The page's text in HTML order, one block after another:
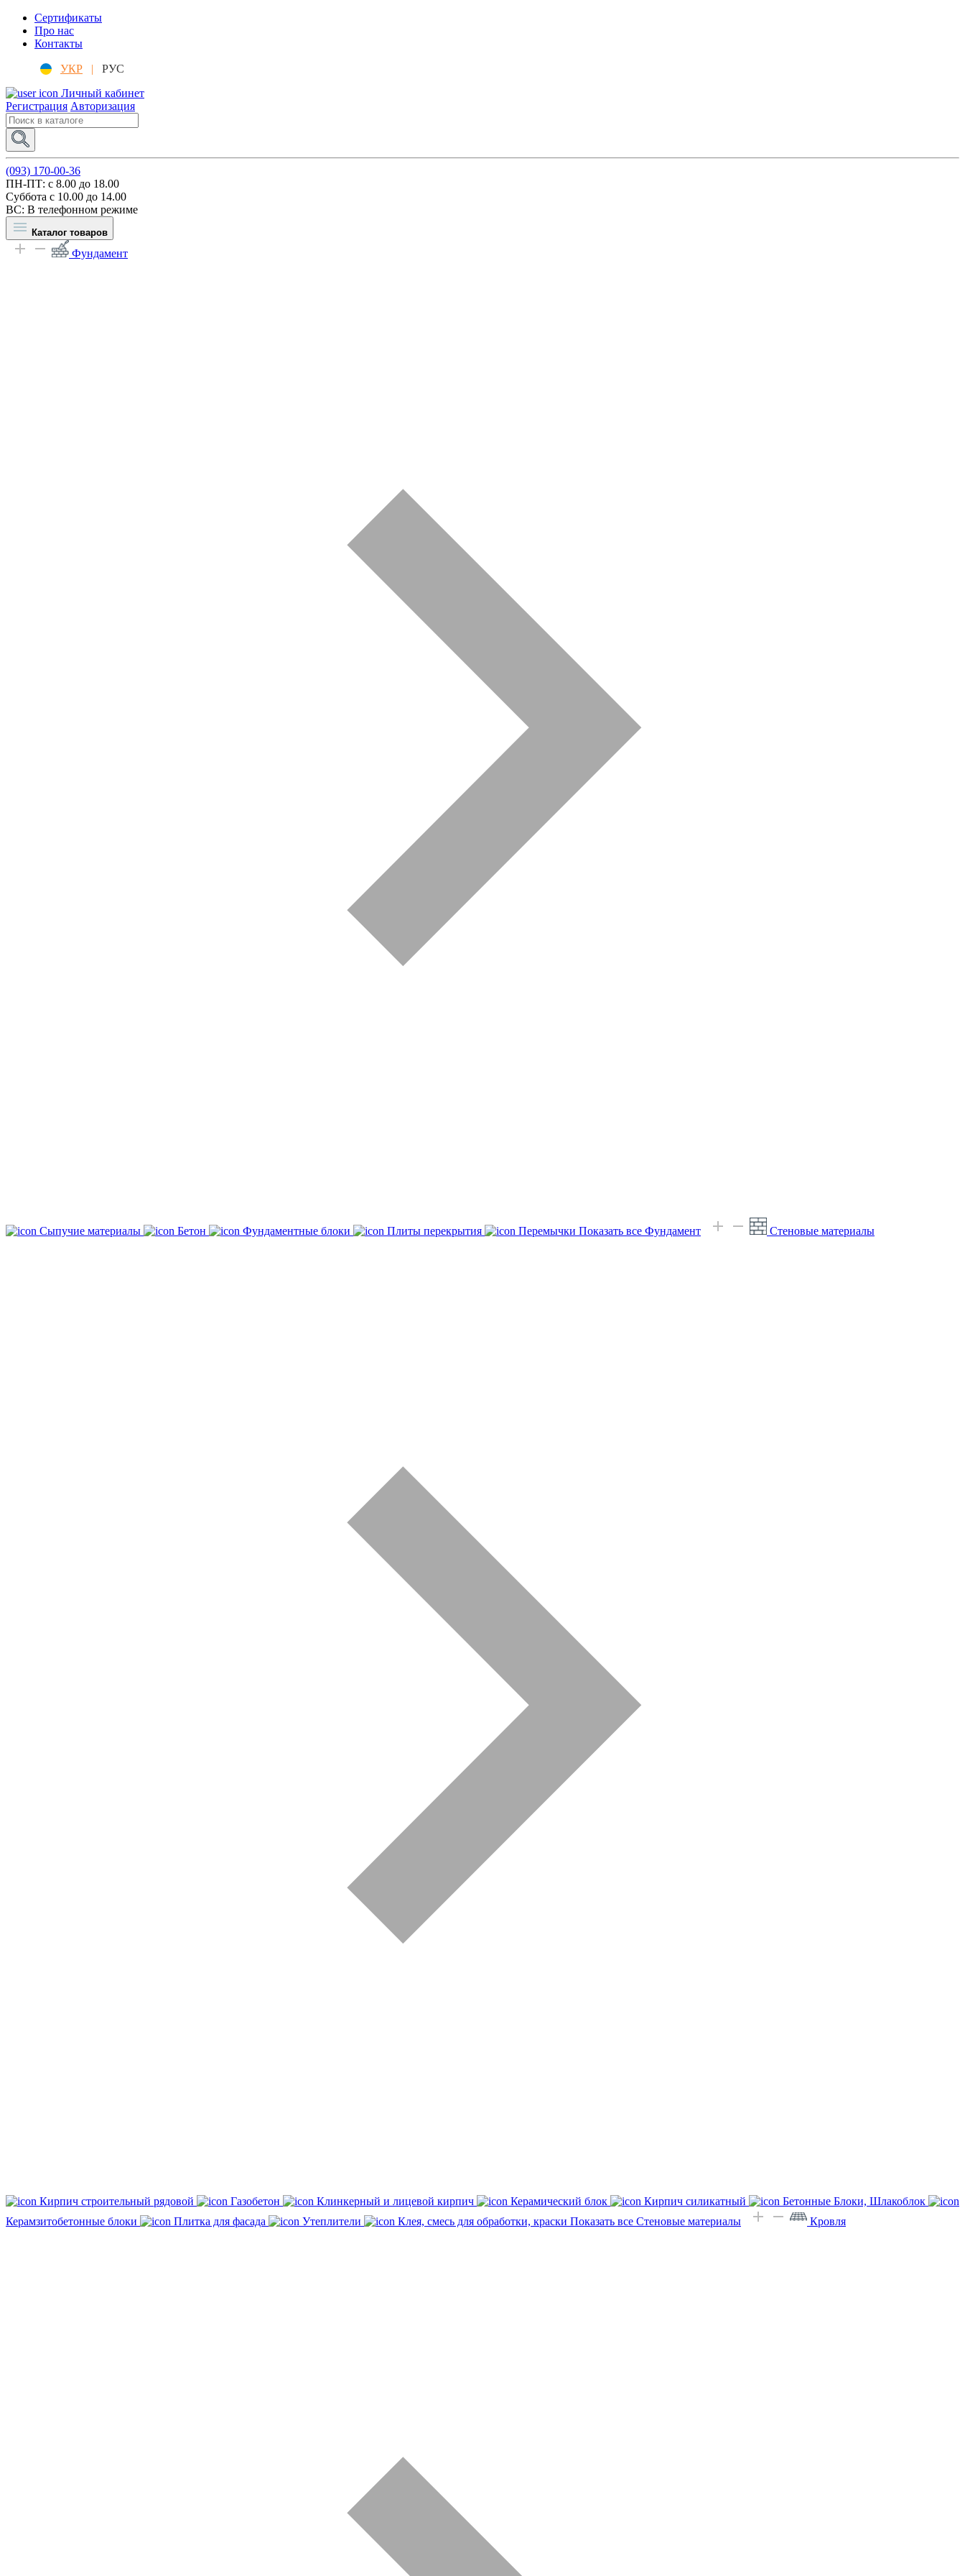
Сертификаты
Про нас
Контакты
УКР |
РУС
Личный кабинет
Регистрация Авторизация
(093) 170-00-36
ПН-ПТ: c 8.00 до 18.00
Суббота с 10.00 до 14.00
ВС: В телефонном режиме
Каталог товаров
Фундамент
Сыпучие материалы Бетон Фундаментные блоки Плиты перекрытия Перемычки Показать все Фундамент Стеновые материалы
Кирпич строительный рядовой Газобетон Клинкерный и лицевой кирпич Керамический блок Кирпич силикатный
Бетонные Блоки, Шлакоблок
Керамзитобетонные блоки
Плитка для фасада Утеплители Клея, смесь для обработки, краски Показать все Стеновые материалы Кровля